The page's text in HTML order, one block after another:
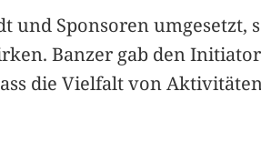
und Sponsoren
Banzer gab den
die Vielfalt von